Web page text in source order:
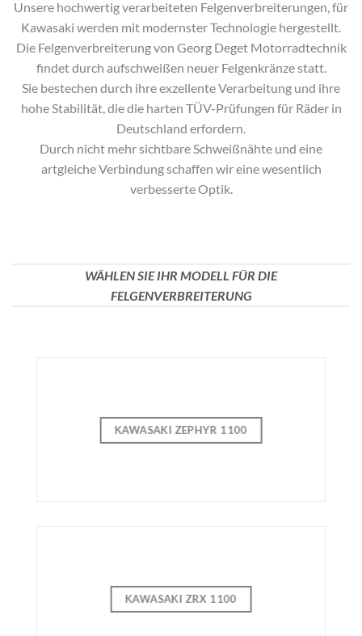
Unsere hochwertig verarbeiteten Felgenverbreiterungen, für
Kawasaki werden mit modernster Technologie hergestellt.
Die Felgenverbreiterung von Georg Deget Motorradtechnik
findet durch aufschweißen neuer Felgenkränze statt.
Sie bestechen durch ihre exzellente Verarbeitung und ihre
hohe Stabilität, die die harten TÜV-Prüfungen für Räder in
Deutschland erfordern.
Durch nicht mehr sichtbare Schweißnähte und eine
artgleiche Verbindung schaffen wir eine wesentlich
verbesserte Optik.
WÄHLEN SIE IHR MODELL FÜR DIE
FELGENVERBREITERUNG
KAWASAKI ZEPHYR 1100
KAWASAKI ZRX 1100